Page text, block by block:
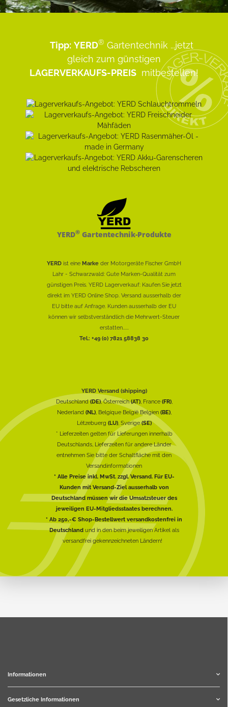
Tipp: YERD® Gartentechnik ...jetzt
gleich zum günstigen
LAGERVERKAUFS-PREIS mitbestellen!
YERD®Gartentechnik-Produkte
YERD ist eine Marke der Motorgeräte Fischer GmbH
Lahr - Schwarzwald: Gute Marken-Qualität zum
günstigen Preis. YERD Lagerverkauf: Kaufen Sie jetzt
direkt im YERD Online Shop. Versand ausserhalb der
EU bitte auf Anfrage. Kunden ausserhalb der EU
können wir selbstverständlich die Mehrwert-Steuer
erstatten......
Tel.: +49 (0) 7821 58838 30
YERD Versand (shipping)
Deutschland(DE), Österreich(AT), France (FR),
Nederland (NL), Belgique België Belgien (BE),
Lëtzebuerg (LU), Sverige(SE)
* Lieferzeiten gelten für Lieferungen innerhalb
Deutschlands, Lieferzeiten für andere Länder
entnehmen Sie bitte der Schaltfläche mit den
Versandinformationen
* Alle Preise inkl. MwSt. zzgl. Versand. Für EU-
Kunden mit Versand-Ziel ausserhalb von
Deutschland müssen wir die Umsatzsteuer des
jeweiligen EU-Mitgliedsstaates berechnen.
* Ab 250,-€ Shop-Bestellwert versandkostenfrei in
Deutschlandund in den beim jeweiligen Artikel als
versandfrei gekennzeichneten Ländern!
Informationen
Gesetzliche Informationen